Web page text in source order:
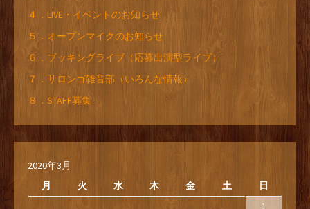
４．LIVE・イベントのお知らせ
５．オープンマイクのお知らせ
６．ブッキングライブ（応募出演型ライブ）
７．サロンゴ雑音部（いろんな情報）
８．STAFF募集
2020年3月
月
火 水 木 金 土 日
1